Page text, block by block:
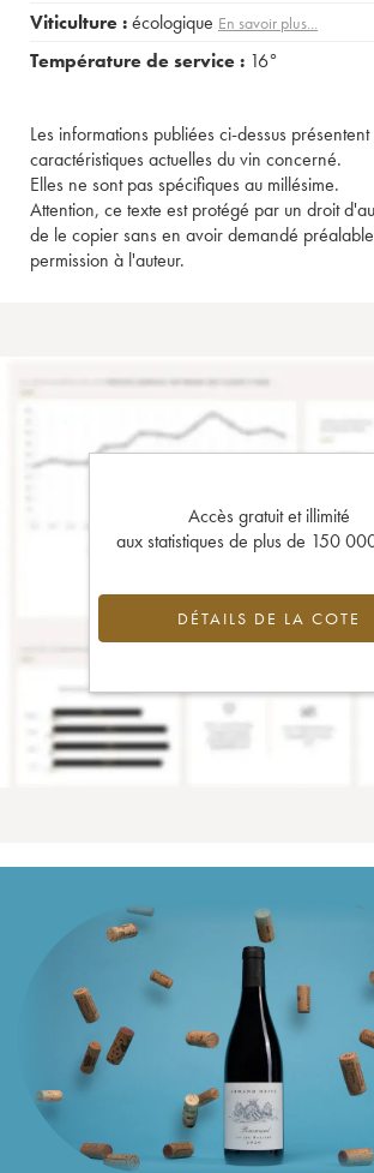
Viticulture :écologique En savoir plus...
Température de service : 16°
Les informations publiées ci-dessus présentent
caractéristiques actuelles du vin concerné.
Elles ne sont pas spécifiques au millésime.
Attention, ce texte est protégé par un droit
de le copier sans en avoir demandé
permission à l'auteur.
Accès gratuit et illimité
aux statistiques de plus de 150
DÉTAILS DE LA COTE